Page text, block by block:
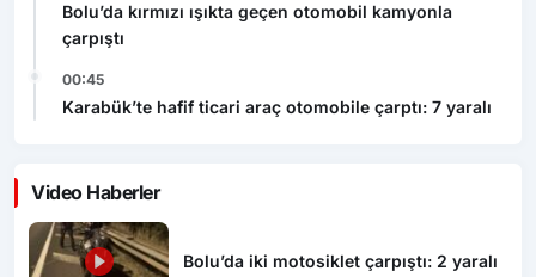
Bolu’da kırmızı ışıkta geçen otomobil kamyonla
çarpıştı
00:45
Karabük’te hafif ticari araç otomobile çarptı: 7 yaralı
Video Haberler
Bolu’da iki motosiklet çarpıştı: 2 yaralı